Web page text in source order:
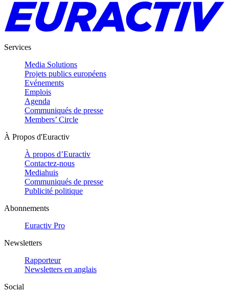
Services
Media Solutions
Projets publics européens
Evénements
Emplois
Agenda
Communiqués de presse
Members’ Circle
À Propos d'Euractiv
À propos d’Euractiv
Contactez-nous
Mediahuis
Communiqués de presse
Publicité politique
Abonnements
Euractiv Pro
Newsletters
Rapporteur
Newsletters en anglais
Social